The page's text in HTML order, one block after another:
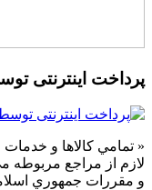
پرداخت اینترنتی
« تمامي كالاها و
لازم از مراجع مربوطه
و مقررات جمهوري